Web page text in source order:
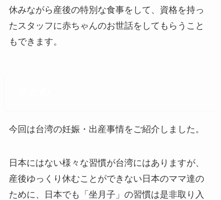
休みながら産後の特別な食事をして、資格を持っ
たスタッフに赤ちゃんのお世話をしてもらうこと
もできます。
今回は台湾の妊娠・出産事情をご紹介しました。
日本にはない様々な習慣が台湾にはありますが、
産後ゆっくり休むことができない日本のママ達の
ために、日本でも「坐月子」の習慣は是非取り入